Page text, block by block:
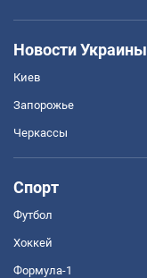
Новости Украины
Киев
Запорожье
Черкассы
Спорт
Футбол
Хоккей
Формула-1